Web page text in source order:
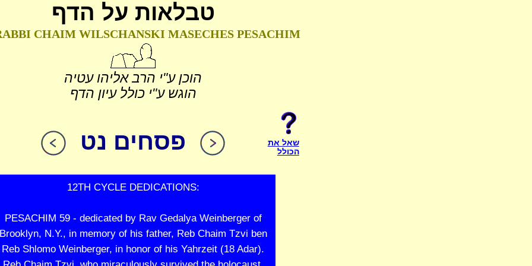
טבלאות על הדף
CHAIM WILSCHANSKI MASECHES PESACHIM
הוכן ע"י הרב אליהו עטיה
הוגש ע"י כולל עיון הדף
פסחים נט
שאל את
הכולל
12TH CYCLE DEDICATIONS:
PESACHIM 59 - dedicated by Rav Gedalya Weinberger of
N.Y., in memory of his father, Reb Chaim Tzvi ben
Reb Shlomo Weinberger, in honor of his Yahrzeit (18 Adar).